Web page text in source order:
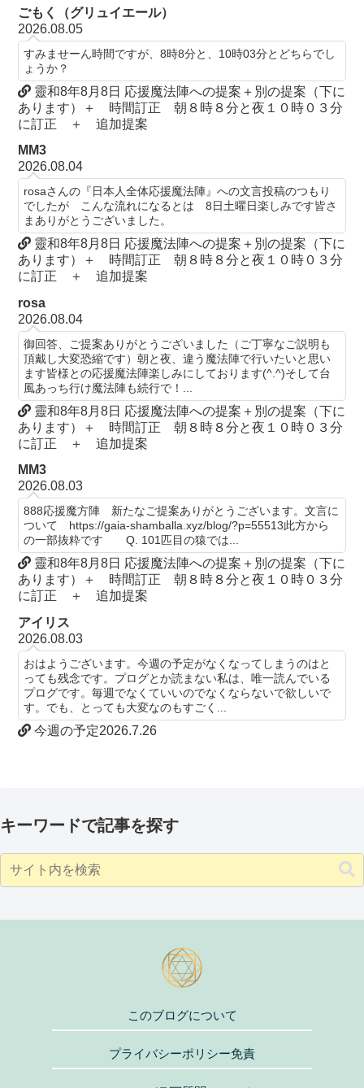
ごもく（グリュイエール）
2026.08.05
すみませーん時間ですが、8時8分と、10時03分とどちらでし
ょうか？
靈和8年8月8日 応援魔法陣への提案＋別の提案（下に
あります）＋ 時間訂正 朝８時８分と夜１０時０３分
に訂正 ＋ 追加提案
MM3
2026.08.04
rosaさんの『日本人全体応援魔法陣』への文言投稿のつもり
でしたが こんな流れになるとは 8日土曜日楽しみです皆さ
まありがとうございました。
靈和8年8月8日 応援魔法陣への提案＋別の提案（下に
あります）＋ 時間訂正 朝８時８分と夜１０時０３分
に訂正 ＋ 追加提案
rosa
2026.08.04
御回答、ご提案ありがとうございました（ご丁寧なご説明も
頂戴し大変恐縮です）朝と夜、違う魔法陣で行いたいと思い
ます皆様との応援魔法陣楽しみにしております(^.^)そして台
風あっち行け魔法陣も続行で！...
靈和8年8月8日 応援魔法陣への提案＋別の提案（下に
あります）＋ 時間訂正 朝８時８分と夜１０時０３分
に訂正 ＋ 追加提案
MM3
2026.08.03
888応援魔方陣 新たなご提案ありがとうございます。文言に
ついて https://gaia-shamballa.xyz/blog/?p=55513此方から
の一部抜粋です Q. 101匹目の猿では...
靈和8年8月8日 応援魔法陣への提案＋別の提案（下に
あります）＋ 時間訂正 朝８時８分と夜１０時０３分
に訂正 ＋ 追加提案
アイリス
2026.08.03
おはようございます。今週の予定がなくなってしまうのはと
っても残念です。プログとか読まない私は、唯一読んでいる
プログです。毎週でなくていいのでなくならないで欲しいで
す。でも、とっても大変なのもすごく...
今週の予定2026.7.26
キーワードで記事を探す
このブログについて
プライバシーポリシー免責